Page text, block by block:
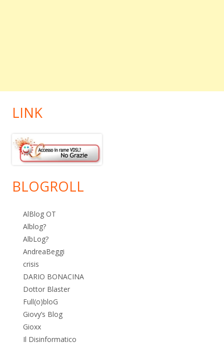
LINK
BLOGROLL
AlBlog OT
Alblog?
AlbLog?
AndreaBeggi
crisis
DARIO BONACINA
Dottor Blaster
Full(o)bloG
Giovy’s Blog
Gioxx
Il Disinformatico